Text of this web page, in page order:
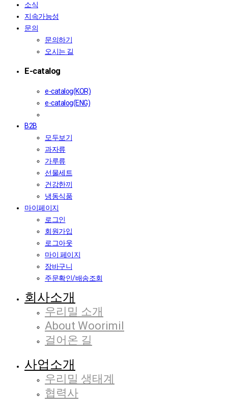
소식
지속가능성
문의
문의하기
오시는 길
E-catalog
e-catalog(KOR)
e-catalog(ENG)
B2B
모두보기
과자류
가루류
선물세트
건강한끼
냉동식품
마이페이지
로그인
회원가입
로그아웃
마이 페이지
장바구니
주문확인/배송조회
회사소개
우리밀 소개
About Woorimil
걸어온 길
사업소개
우리밀 생태계
협력사